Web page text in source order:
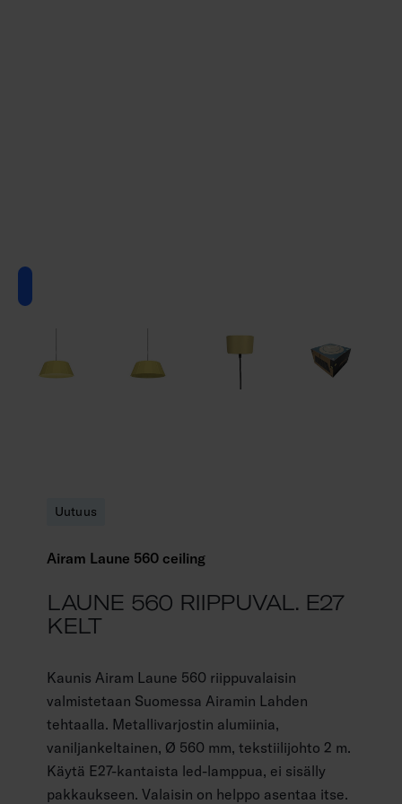
Uutuus
Airam Laune 560 ceiling
LAUNE 560 RIIPPUVAL. E27
KELT
Kaunis Airam Laune 560 riippuvalaisin
valmistetaan Suomessa Airamin Lahden
tehtaalla. Metallivarjostin alumiinia,
vaniljankeltainen, Ø 560 mm, tekstiilijohto 2 m.
Käytä E27-kantaista led-lamppua, ei sisälly
pakkaukseen. Valaisin on helppo asentaa itse.